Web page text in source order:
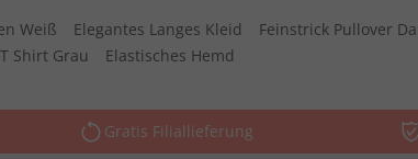
Weiß Elegantes Langes Kleid Feinstrick Pullover
Shirt Grau Elastisches Hemd
Gratis Filiallieferung